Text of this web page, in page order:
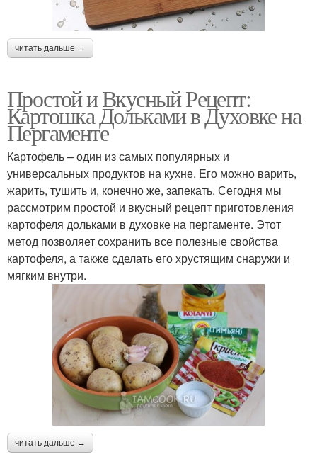
читать дальше →
Простой и Вкусный Рецепт:
Картошка Дольками в Духовке на
Пергаменте
Картофель – один из самых популярных и
универсальных продуктов на кухне. Его можно варить,
жарить, тушить и, конечно же, запекать. Сегодня мы
рассмотрим простой и вкусный рецепт приготовления
картофеля дольками в духовке на пергаменте. Этот
метод позволяет сохранить все полезные свойства
картофеля, а также сделать его хрустящим снаружи и
мягким внутри.
читать дальше →